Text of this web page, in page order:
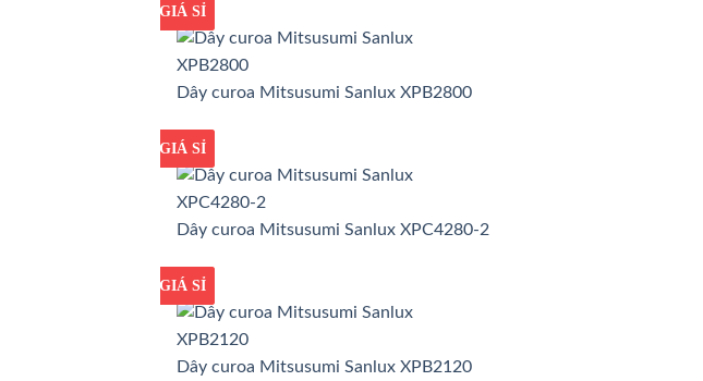
GIÁ TỐT
GIÁ SỈ
Dây curoa Mitsusumi Sanlux XPB2800
GIÁ TỐT
GIÁ SỈ
Dây curoa Mitsusumi Sanlux XPC4280-2
GIÁ TỐT
GIÁ SỈ
Dây curoa Mitsusumi Sanlux XPB2120